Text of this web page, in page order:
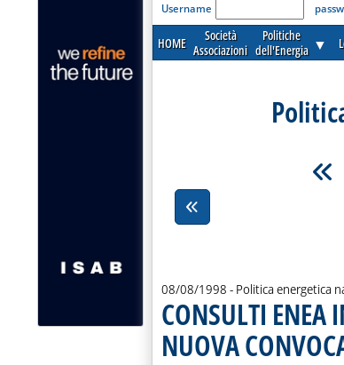
'Modulo Login per
Username
HOME
Società
Associazioni
Politiche
dell'Energia ▼
08/08/1998 - Politica energetica
CONSULTI ENEA
NUOVA